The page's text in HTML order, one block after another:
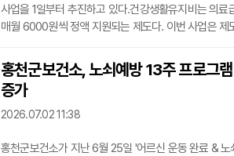
사업을 1일부터 추진하고 있다.건강생활유지비는 의
매월 6000원씩 정액 지원되는 제도다. 이번 사업은 제
자 26명을 선정해 내년 12월까지 6개월간 맞춤형 집중
상담을 하고 의료급여사업 안내 책자와 건강 물품을
되는 혜택을 몰라
홍천군보건소, 노쇠예방 13주 프로
증가
2026.07.02 11:38
홍천군보건소가 지난 6월 25일 '어르신 운동 완료 &